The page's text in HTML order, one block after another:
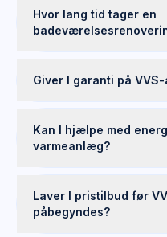
Hvor lang tid tager en
Giver I garanti på
Kan I hjælpe med
varmeanlæg?
Laver I pristilbud før
påbegyndes?